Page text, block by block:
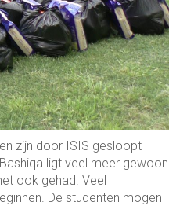
zijn door ISIS gesloopt
ligt veel meer gewoon
ook gehad. Veel
De studenten mogen